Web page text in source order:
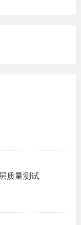
质量测试